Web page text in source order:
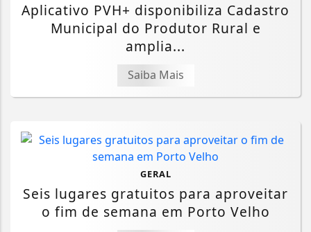
Aplicativo PVH+ disponibiliza Cadastro
Municipal do Produtor Rural e
amplia...
Saiba Mais
GERAL
Seis lugares gratuitos para aproveitar
o fim de semana em Porto Velho